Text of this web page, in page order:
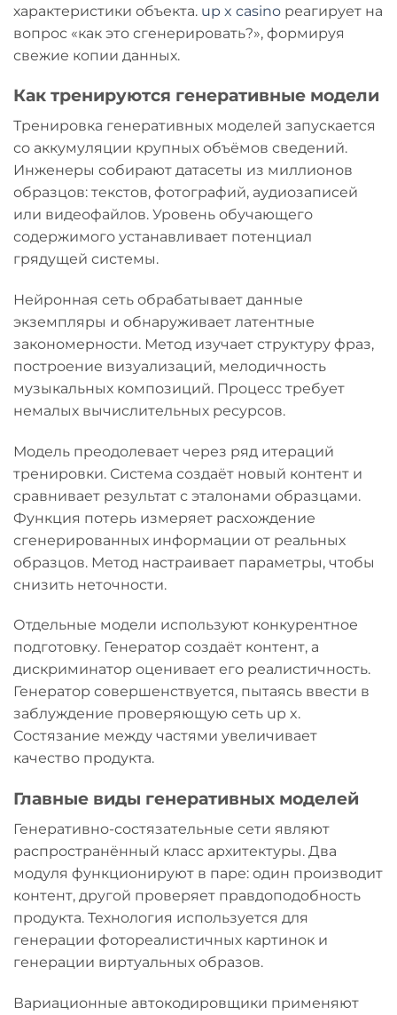
характеристики объекта. up x casino реагирует на
вопрос «как это сгенерировать?», формируя
свежие копии данных.
Как тренируются генеративные модели
Тренировка генеративных моделей запускается
со аккумуляции крупных объёмов сведений.
Инженеры собирают датасеты из миллионов
образцов: текстов, фотографий, аудиозаписей
или видеофайлов. Уровень обучающего
содержимого устанавливает потенциал
грядущей системы.
Нейронная сеть обрабатывает данные
экземпляры и обнаруживает латентные
закономерности. Метод изучает структуру фраз,
построение визуализаций, мелодичность
музыкальных композиций. Процесс требует
немалых вычислительных ресурсов.
Модель преодолевает через ряд итераций
тренировки. Система создаёт новый контент и
сравнивает результат с эталонами образцами.
Функция потерь измеряет расхождение
сгенерированных информации от реальных
образцов. Метод настраивает параметры, чтобы
снизить неточности.
Отдельные модели используют конкурентное
подготовку. Генератор создаёт контент, а
дискриминатор оценивает его реалистичность.
Генератор совершенствуется, пытаясь ввести в
заблуждение проверяющую сеть up x.
Состязание между частями увеличивает
качество продукта.
Главные виды генеративных моделей
Генеративно-состязательные сети являют
распространённый класс архитектуры. Два
модуля функционируют в паре: один производит
контент, другой проверяет правдоподобность
продукта. Технология используется для
генерации фотореалистичных картинок и
генерации виртуальных образов.
Вариационные автокодировщики применяют